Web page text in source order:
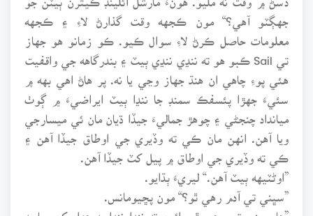
جهڳٽو آهي؟“ مون ڪجهه وقت گذارڻ لاءِ ۽ ڪجهه
معلومات حاصل ڪرڻ لاءِ سوال ڪيو. ڪو زمانو هو جهاز
تي Sail ڪبو هو ته ننڍي ننڍي ٻيٽ ۽ بندرگاهه جي واقفيت
هئي پوءِ چاهي ان هنڌ جهاز وڃي يا نه. پر هاڻ اهي بهه ۾
سئيءَ جهڙا پئسفڪ سمنڊ جا ننڍا ٻيٽ ايراضيءَ ۾ ڳوٺ
ميانداد چنجڻي ۽ چوهڙ جماليءَ جيڏا ڌيان مان ئي ميسارجي
ويا آهن. انهن مان ڪي ته وڏيري جي اوطاق جيڏا آهن ۽
ڪي ته وڏيري جي اوطاق ۾ پيل کٽ جيڏا آهن.
”اوڻٽيهه ٻيٽ آهن.“ ليريءَ ٻڌايو.
”سڀني تي آدم رهي ٿو؟“ مون پڇيومانس.
”ها سڀني تي رهي ٿو. ائين ته ننڍا ننڍا ٻه هزار کن ٻيا به